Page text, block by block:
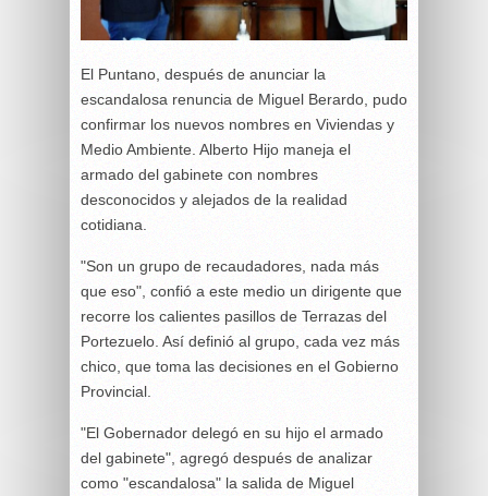
El Puntano, después de anunciar la
escandalosa renuncia de Miguel Berardo, pudo
confirmar los nuevos nombres en Viviendas y
Medio Ambiente. Alberto Hijo maneja el
armado del gabinete con nombres
desconocidos y alejados de la realidad
cotidiana.
"Son un grupo de recaudadores, nada más
que eso", confió a este medio un dirigente que
recorre los calientes pasillos de Terrazas del
Portezuelo. Así definió al grupo, cada vez más
chico, que toma las decisiones en el Gobierno
Provincial.
"El Gobernador delegó en su hijo el armado
del gabinete", agregó después de analizar
como "escandalosa" la salida de Miguel